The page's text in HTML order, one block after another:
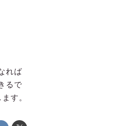
れば
るで
す。